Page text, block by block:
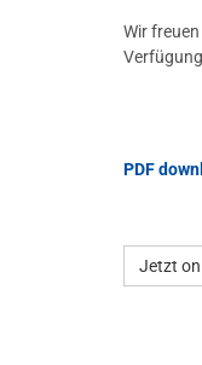
Wir
PDF
Jetzt